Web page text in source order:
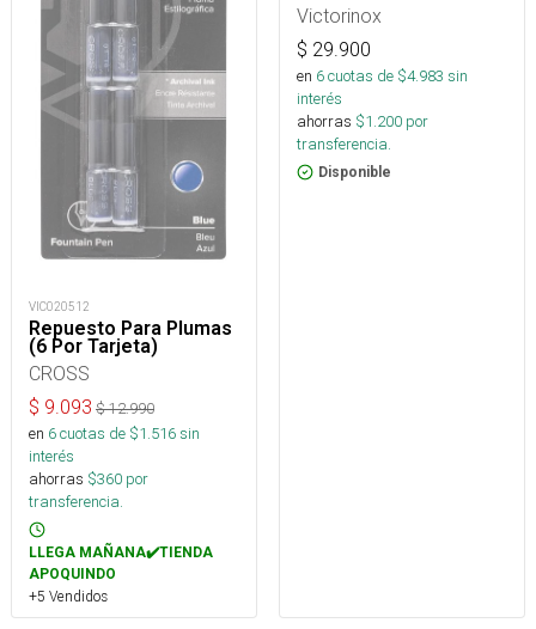
VIC020512
Repuesto Para Plumas
(6 Por Tarjeta)
CROSS
$ 9.093 $12.990
en 6cuotas de $1.516sin
interés
ahorras $360 por
transferencia.
LLEGA MAÑANA✔️TIENDA
APOQUINDO
+5 Vendidos
Victorinox
$ 29.900
en 6cuotas de $4.983 sin
interés
ahorras $1.200 por
transferencia.
Disponible